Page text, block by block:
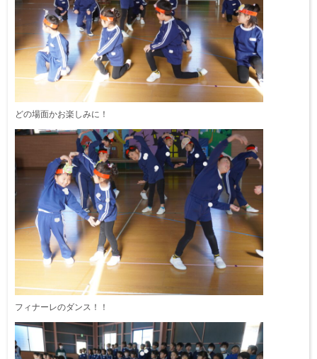
どの場面かお楽しみに！
フィナーレのダンス！！